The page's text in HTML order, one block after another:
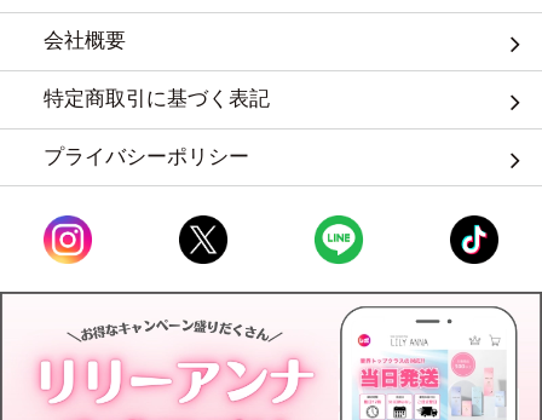
会社概要
特定商取引に基づく表記
プライバシーポリシー